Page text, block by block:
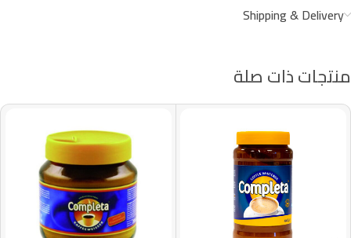
Shipping & Delivery
منتجات ذات صلة